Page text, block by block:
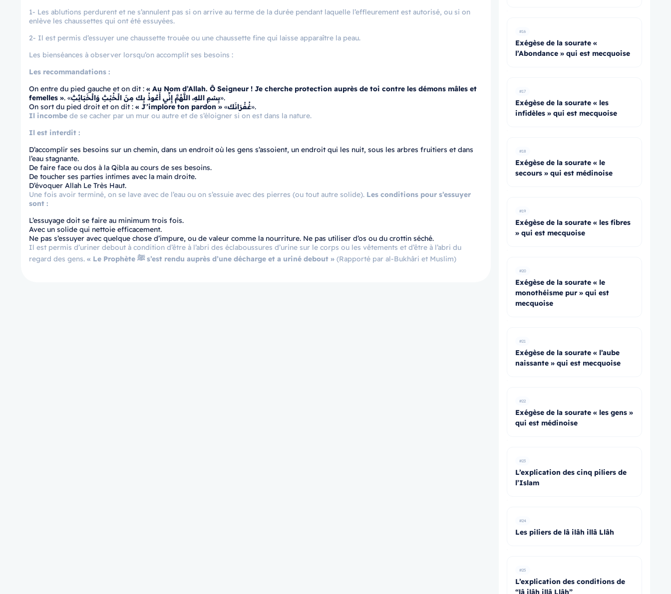
1- Les ablutions perdurent et ne s’annulent pas si on arrive au terme de la durée pendant laquelle l’effleurement est autorisé, ou si on
enlève les chaussettes qui ont été essuyées.
2- Il est permis d’essuyer une chaussette trouée ou une chaussette fine qui laisse apparaître la peau.
Les bienséances à observer lorsqu’on accomplit ses besoins :
Les recommandations :
On entre du pied gauche et on dit : « Au Nom d’Allah. Ô Seigneur ! Je cherche protection auprès de toi contre les démons mâles et
femelles ». «بِسْمِ اللهِ، اللَّهُمَّ إِنِّي أَعُوذُ بِكَ مِنَ الْخُبْثِ وَالْخَبَائِثِ».
On sort du pied droit et on dit : « J’implore ton pardon »«غُفْرَانَكَ».
Il incombede se cacher par un mur ou autre et de s’éloigner si on est dans la nature.
Il est interdit :
D’accomplir ses besoins sur un chemin, dans un endroit où les gens s’assoient, un endroit qui les nuit, sous les arbres fruitiers et dans
l’eau stagnante.
De faire face ou dos à la Qibla au cours de ses besoins.
De toucher ses parties intimes avec la main droite.
D’évoquer Allah Le Très Haut.
Une fois avoir terminé, on se lave avec de l’eau ou on s’essuie avec des pierres (ou tout autre solide). Les conditions pour s’essuyer
sont :
L’essuyage doit se faire au minimum trois fois.
Avec un solide qui nettoie efficacement.
Ne pas s’essuyer avec quelque chose d’impure, ou de valeur comme la nourriture. Ne pas utiliser d’os ou du crottin séché.
Il est permis d’uriner debout à condition d’être à l’abri des éclaboussures d’urine sur le corps ou les vêtements et d’être à l’abri du
regard des gens.
« Le Prophète ﷺ s’est rendu auprès d’une décharge et a uriné debout » (Rapporté par al-Bukhâri et Muslim)
#16
Exégèse de la sourate «
l’Abondance » qui est mecquoise
#17
Exégèse de la sourate « les
infidèles » qui est mecquoise
#18
Exégèse de la sourate « le
secours » qui est médinoise
#19
Exégèse de la sourate « les fibres
» qui est mecquoise
#20
Exégèse de la sourate « le
monothéisme pur » qui est
mecquoise
#21
Exégèse de la sourate « l’aube
naissante » qui est mecquoise
#22
Exégèse de la sourate « les gens »
qui est médinoise
#23
L’explication des cinq piliers de
l’Islam
#24
Les piliers de lâ ilâh illâ Llâh
#25
L’explication des conditions de
“lâ ilâh illâ Llâh”